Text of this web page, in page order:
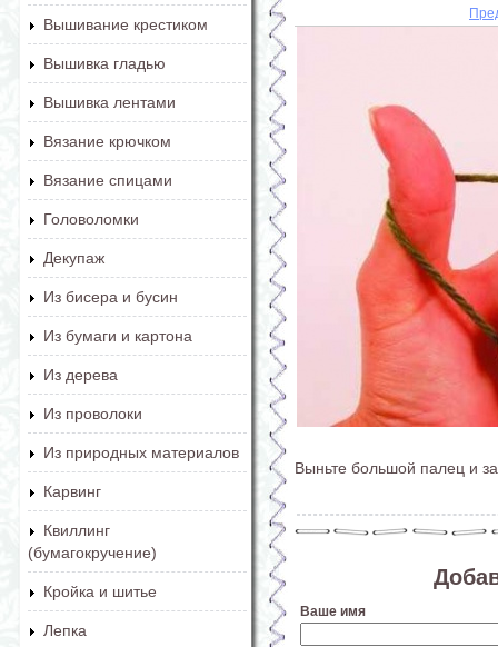
Вышивание крестиком
Вышивка гладью
Вышивка лентами
Вязание крючком
Вязание спицами
Головоломки
Декупаж
Из бисера и бусин
Из бумаги и картона
Из дерева
Из проволоки
Из природных материалов
Карвинг
Квиллинг
(бумагокручение)
Кройка и шитье
Лепка
Выньте большой палец и
Ваше имя